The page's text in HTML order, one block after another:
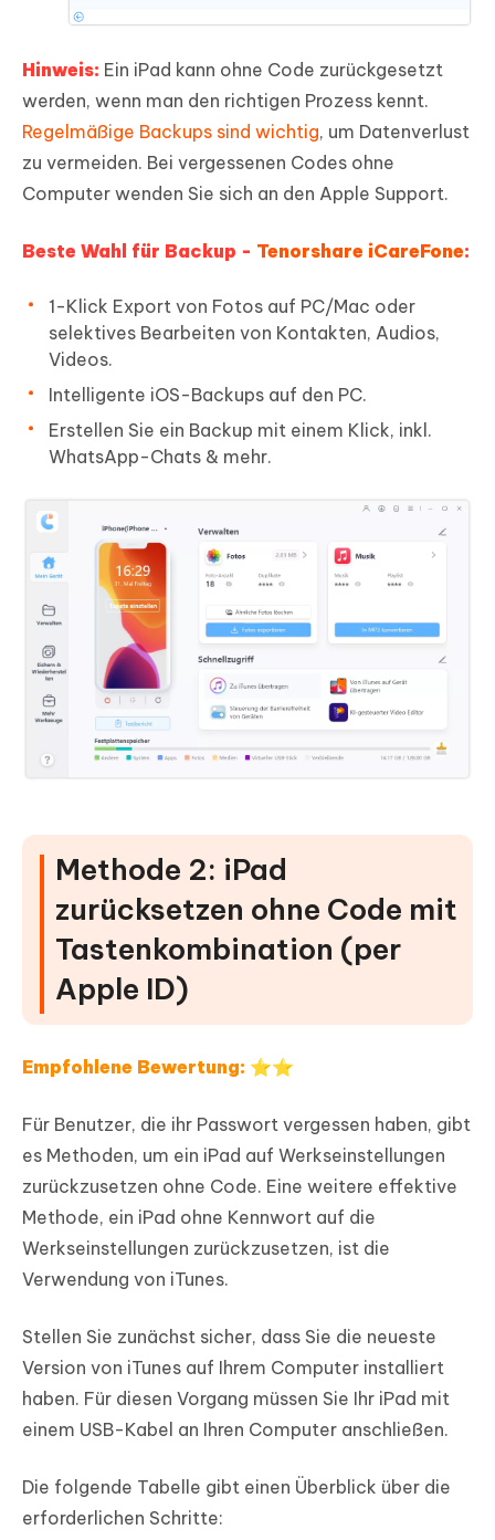
Hinweis: Ein iPad kann ohne Code zurückgesetzt
werden, wenn man den richtigen Prozess kennt.
Regelmäßige Backups sind wichtig, um Datenverlust
zu vermeiden. Bei vergessenen Codes ohne
Computer wenden Sie sich an den Apple Support.
Beste Wahl für Backup - Tenorshare iCareFone:
1-Klick Export von Fotos auf PC/Mac oder
selektives Bearbeiten von Kontakten, Audios,
Videos.
Intelligente iOS-Backups auf den PC.
Erstellen Sie ein Backup mit einem Klick, inkl.
WhatsApp-Chats & mehr.
Methode 2: iPad
zurücksetzen ohne Code mit
Tastenkombination (per
Apple ID)
Empfohlene Bewertung: ⭐⭐
Für Benutzer, die ihr Passwort vergessen haben, gibt
es Methoden, um ein iPad auf Werkseinstellungen
zurückzusetzen ohne Code. Eine weitere effektive
Methode, ein iPad ohne Kennwort auf die
Werkseinstellungen zurückzusetzen, ist die
Verwendung von iTunes.
Stellen Sie zunächst sicher, dass Sie die neueste
Version von iTunes auf Ihrem Computer installiert
haben. Für diesen Vorgang müssen Sie Ihr iPad mit
einem USB-Kabel an Ihren Computer anschließen.
Die folgende Tabelle gibt einen Überblick über die
erforderlichen Schritte: